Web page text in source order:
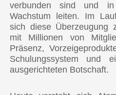
verbunden sind und
Wachstum leiten. Im
sich diese Überzeugung
mit Millionen von
Präsenz,
Schulungssystem und
ausgerichteten Botschaft.